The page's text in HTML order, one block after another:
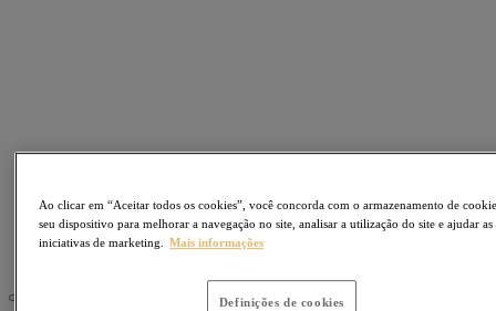
Ao clicar em “Aceitar todos os cookies”, você concorda com o armazenamento de
seu dispositivo para melhorar a navegação no site, analisar a utilização do site e ajudar as
iniciativas de marketing. Mais informações
Definições de cookies